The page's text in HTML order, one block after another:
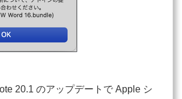
20.1 のアップデートで Apple シ